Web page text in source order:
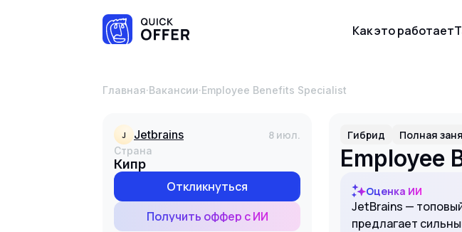
Как это работает
Главная·Вакансии· Employee Benefits Specialist
J jetbrains 8 июл.
Страна
Кипр
Откликнуться
Получить оффер с ИИ
Гибрид Полная
Employee
Оценка ИИ
JetBrains —
предлагает